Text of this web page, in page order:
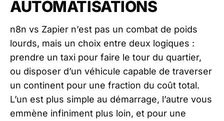
AUTOMATISATIONS
n8n vs Zapier n’est pas un combat de poids
lourds, mais un choix entre deux logiques :
prendre un taxi pour faire le tour du quartier,
ou disposer d’un véhicule capable de traverser
un continent pour une fraction du coût total.
L’un est plus simple au démarrage, l’autre vous
emmène infiniment plus loin, et pour une